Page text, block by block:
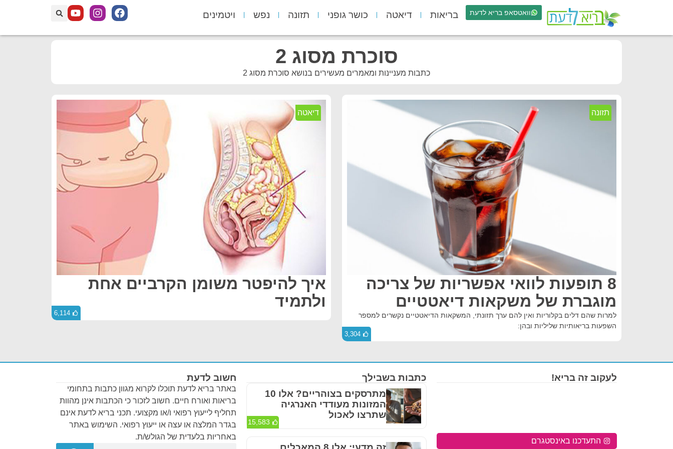
וואטסאפ בריא לדעת בריאות דיאטה כושר גופני תזונה נפש ויטמינים
סוכרת מסוג 2
כתבות מעניינות ומאמרים מעשירים בנושא סוכרת מסוג 2
תזונה
8 תופעות לוואי אפשריות של צריכה
מוגברת של משקאות דיאטטיים
למרות שהם דלים בקלוריות ואין להם ערך תזונתי, המשקאות הדיאטטיים נקשרים למספר
השפעות בריאותיות שליליות ובהן:
3,304
דיאטה
איך להיפטר משומן הקרביים אחת
ולתמיד
6,114
חשוב לדעת
באתר בריא לדעת תוכלו לקרוא מגוון כתבות בתחומי
בריאות ואורח חיים. חשוב לזכור כי הכתבות אינן מהוות
תחליף לייעוץ רפואי ו/או מקצועי. תכני בריא לדעת אינם
בגדר המלצה או עצה או ייעוץ רפואי. השימוש באתר
באחריות בלעדית של הגולש/ת.
כתבות בשבילך
מתרסקים בצוהריים? אלו 10
המזונות מעודדי האנרגיה
שתרצו לאכול
15,583
לעקוב זה בריא!
התעדכנו באינסטגרם